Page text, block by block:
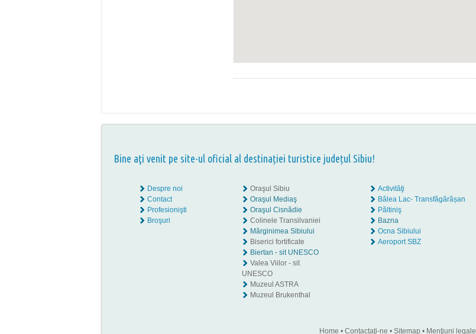
Bine aţi venit pe site-ul oficial al destinației turistice județul Sibiu!
Despre noi
Contact
Profesionişti
Broşuri
Oraşul Sibiu
Oraşul Mediaş
Oraşul Cisnădie
Colinele Transilvaniei
Mărginimea Sibiului
Biserici fortificate
Biertan - sit UNESCO
Valea Viilor - sit
UNESCO
Muzeul ASTRA
Muzeul Brukenthal
Activităţi
Bâlea Lac- Transfăgărășan
Păltiniş
Bazna
Ocna Sibiului
Aeroport SBZ
Home • Contactaţi-ne • Sitemap • Menţiuni legale